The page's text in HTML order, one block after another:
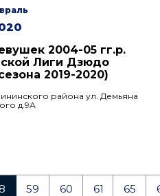
2004-05 гг.р.
Лиги Дзюдо
2019-2020)
района ул. Демьяна
д.9А
59 60 61 65